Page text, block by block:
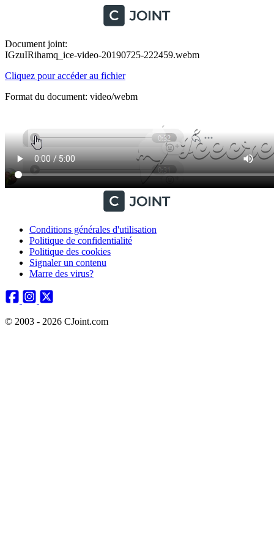
Document joint:
IGzuIRihamq_ice-video-20190725-222459.webm
Cliquez pour accéder au fichier
Format du document: video/webm
Conditions générales d'utilisation
Politique de confidentialité
Politique des cookies
Signaler un contenu
Marre des virus?
© 2003 - 2026 CJoint.com